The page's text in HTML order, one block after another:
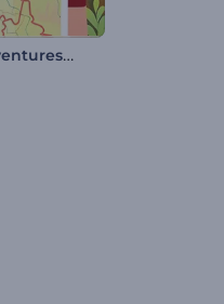
Animation de logo - Aventures du randonneur